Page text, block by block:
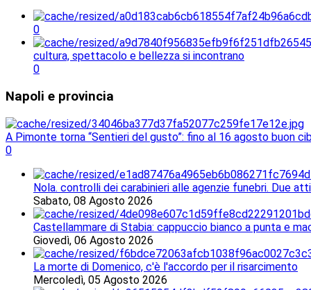
0
cultura, spettacolo e bellezza si incontrano
0
Napoli e provincia
A Pimonte torna “Sentieri del gusto”: fino al 16 agosto buon
0
Nola. controlli dei carabinieri alle agenzie funebri. Due
Sabato, 08 Agosto 2026
Castellammare di Stabia: cappuccio bianco a punta e
Giovedì, 06 Agosto 2026
La morte di Domenico, c'è l'accordo per il risarcimento
Mercoledì, 05 Agosto 2026